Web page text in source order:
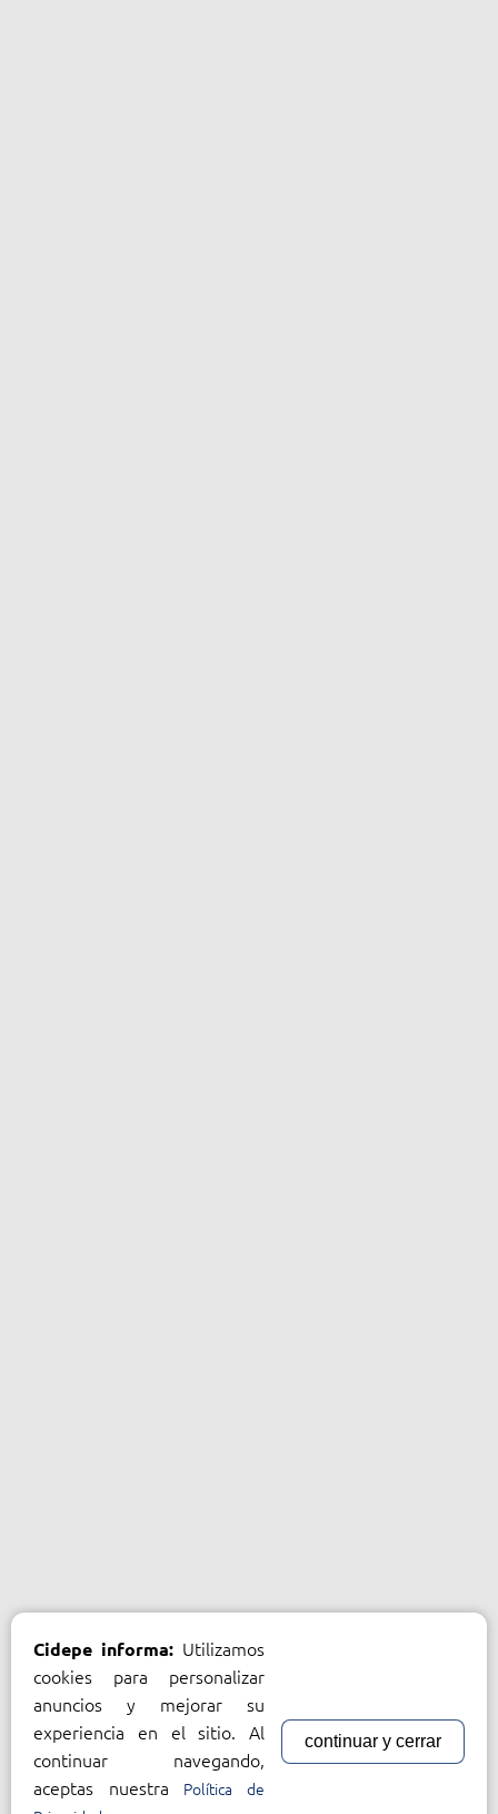
Cidepe informa: Utilizamos
cookies para personalizar
anuncios y mejorar su
experiencia en el sitio. Al
continuar navegando,
aceptas nuestra Política de
continuar y cerrar